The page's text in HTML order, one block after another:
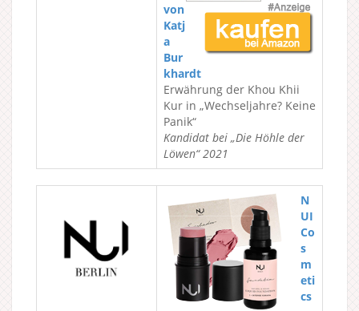
von
Katj
a
Bur
khardt
Erwährung der Khou Khii
Kur in „Wechseljahre? Keine
Panik“
Kandidat bei „Die Höhle der
Löwen“ 2021
N
UI
Co
s
m
eti
cs